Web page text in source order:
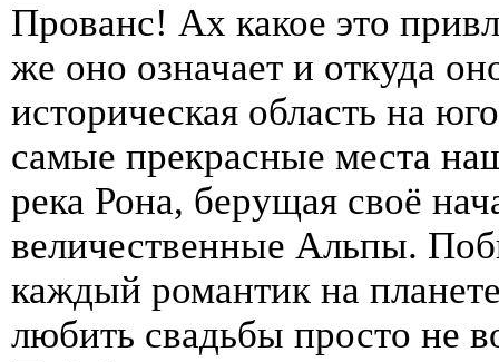
Прованс! Ах какое это
же оно означает и откуда
историческая область на
самые прекрасные места
река Рона, берущая своё
величественные Альпы.
каждый романтик на
любить свадьбы просто не